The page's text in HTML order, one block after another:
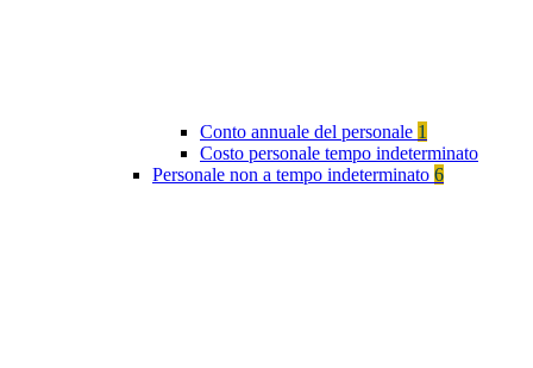
Conto annuale del personale 1
Costo personale tempo indeterminato
Personale non a tempo indeterminato 6